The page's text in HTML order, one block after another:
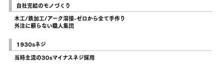
自社完結のモノづくり
木工/鉄加工/アーク溶接-ゼロから全て手作り
外注に頼らない職人集団
1930sネジ
当時主流の30sマイナスネジ採用